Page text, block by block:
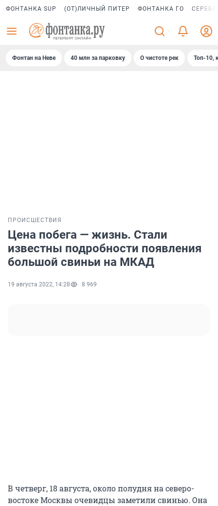
ФОНТАНКА SUP (ОТ)ЛИЧНЫЙ ПИТЕР ФОНТАНКА ГО
Фонтан на Неве 40 млн за парковку О чистоте рек Топ-10,
ПРОИСШЕСТВИЯ
Цена побега — жизнь. Стали
известны подробности появления
большой свиньи на МКАД
19 августа 2022, 14:28 8 969
В четверг, 18 августа, около полудня на северо-
востоке Москвы очевидцы заметили свинью. Она